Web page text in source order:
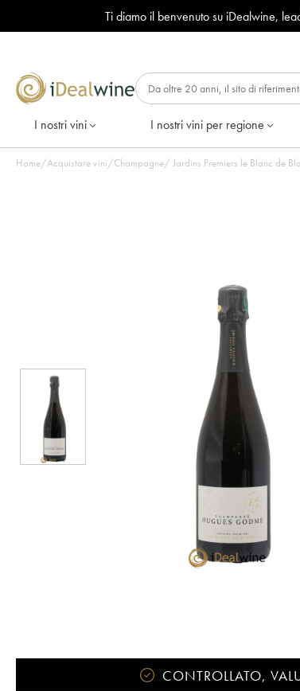
Ti diamo il benvenuto su iDealwine,
I nostri vini I nostri vini per regione
Home/Acquistare vini/Champagne/ Jardins Premiers le Blanc de
CONTROLLATO,